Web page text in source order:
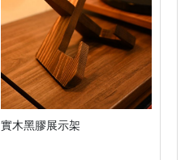
實木黑膠展示架